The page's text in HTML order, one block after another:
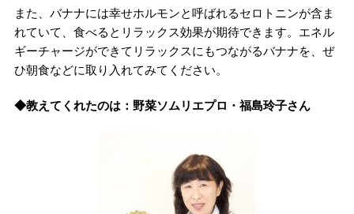
また、バナナには幸せホルモンと呼ばれるセロトニンが含ま
れていて、食べるとリラックス効果が期待できます。エネル
ギーチャージができてリラックスにもつながるバナナを、ぜ
ひ朝食などに取り入れてみてください。
◆教えてくれたのは：野菜ソムリエプロ・福島玲子さん